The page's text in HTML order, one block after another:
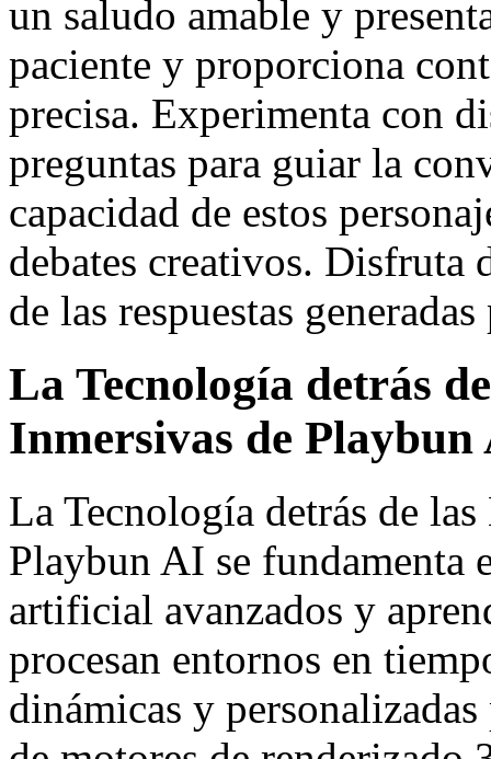
un saludo amable y
paciente y proporciona
precisa. Experimenta con
preguntas para guiar la
capacidad de estos
debates creativos. Disfruta
de las respuestas
La Tecnología detrás
Inmersivas de Playbun
La Tecnología detrás de
Playbun AI se fundamenta
artificial avanzados y
procesan entornos en
dinámicas y